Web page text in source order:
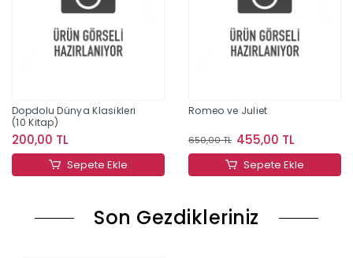
Dopdolu Dünya Klasikleri
(10 Kitap)
200,00 TL
Sepete Ekle
Romeo ve Juliet
650,00 TL 455,00 TL
Sepete Ekle
Son Gezdikleriniz